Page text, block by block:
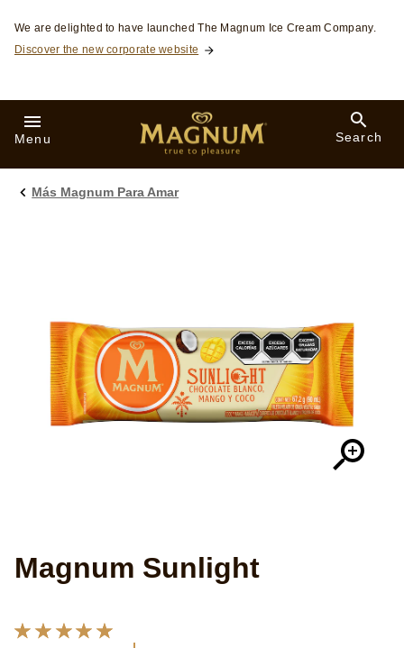
Skip to:
We are delighted to have launched The Magnum Ice Cream Company.
Discover the new corporate website
Menu Search
Más Magnum Para Amar
Magnum Sunlight
La